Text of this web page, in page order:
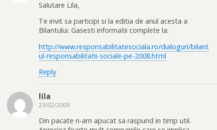
Salutare Lila,
Te invit sa participi si la editia de anul acesta a
Bilantului. Gasesti informatii complete la:
http://www.responsabilitatesociala.ro/dialoguri/bilant
ul-responsabilitatii-sociale-pe-2008.html
Reply
lila
23/02/2009
Din pacate n-am apucat sa raspund in timp util.